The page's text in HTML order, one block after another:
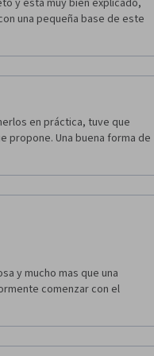
y está muy bien explicado,
una pequeña base de este
en práctica, tuve que
propone. Una buena forma de
y mucho mas que una
comenzar con el